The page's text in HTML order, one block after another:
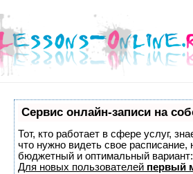
Сервис онлайн-записи на
Тот, кто работает в сфере услуг,
что нужно видеть свое
бюджетный и оптимальный
Для новых пользователей первый